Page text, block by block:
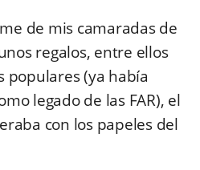
de mis camaradas de
regalos, entre ellos
populares (ya había
legado de las FAR), el
con los papeles del